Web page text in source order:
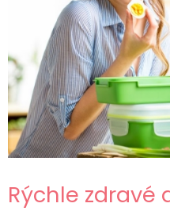
Rýchle zdravé